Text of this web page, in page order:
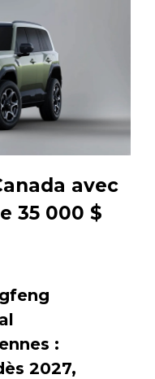
avec
35 000 $
:
2027,